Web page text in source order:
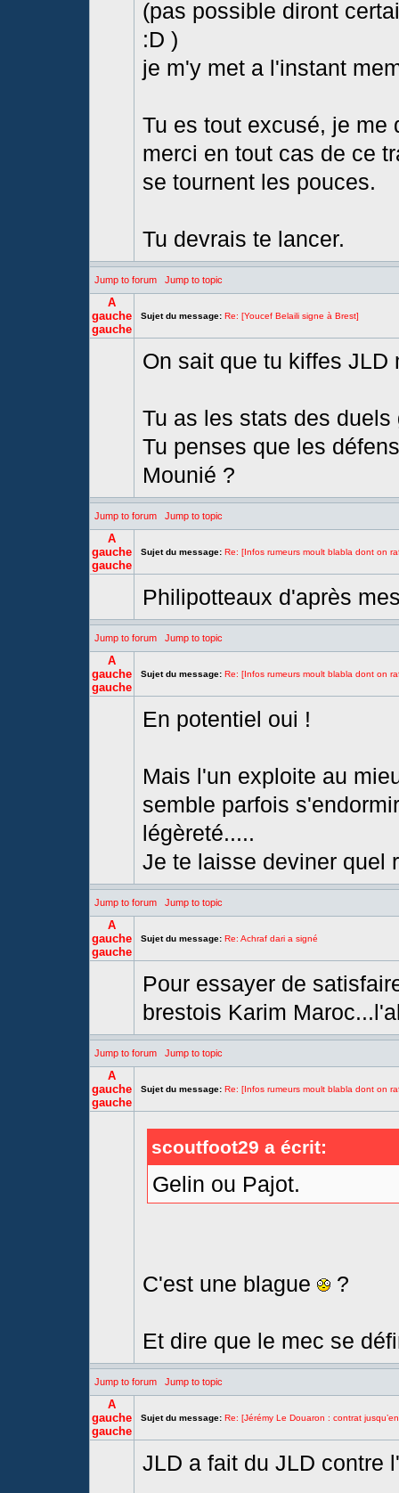
(pas possible diront
:D )
je m'y met a l'instant
Tu es tout excusé, je me
merci en tout cas de ce
se tournent les pouces.
Tu devrais te lancer.
Jump to forum Jump to topic
A
gauche
gauche
Sujet du message: Re: [Youcef Belaili signe à Brest]
On sait que tu kiffes
Tu as les stats des duels
Tu penses que les
Mounié ?
Jump to forum Jump to topic
A
gauche
gauche
Sujet du message: Re: [Infos rumeurs moult blabla dont on
Philipotteaux d'après
Jump to forum Jump to topic
A
gauche
gauche
Sujet du message: Re: [Infos rumeurs moult blabla dont on
En potentiel oui !
Mais l'un exploite au
semble parfois
légèreté.....
Je te laisse deviner quel
Jump to forum Jump to topic
A
gauche
gauche
Sujet du message: Re: Achraf dari a signé
Pour essayer de
brestois Karim
Jump to forum Jump to topic
A
gauche
gauche
Sujet du message: Re: [Infos rumeurs moult blabla dont on
scoutfoot29 a écrit:
Gelin ou Pajot.
C'est une blague ?
Et dire que le mec se
Jump to forum Jump to topic
A
gauche
gauche
Sujet du message: Re: [Jérémy Le Douaron : contrat
JLD a fait du JLD contre